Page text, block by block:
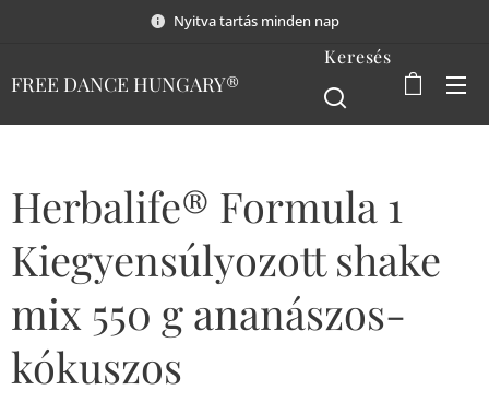
Nyitva tartás minden nap
FREE DANCE HUNGARY®
Keresés
Herbalife® Formula 1
Kiegyensúlyozott shake
mix 550 g ananászos-
kókuszos